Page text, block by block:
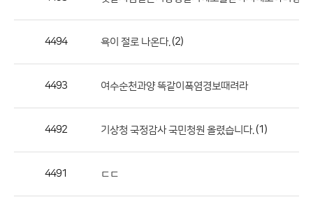
록
공
4494 욕이 절로 나온다. (2)
4493 여수순천과양 똑같이폭염경보때려라
4492 기상청 국정감사 국민청원 올렸습니다. (1)
4491 ㄷㄷ